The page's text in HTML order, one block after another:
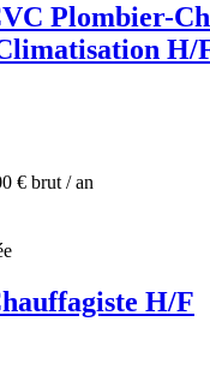
Plombier-
H/
€ brut / an
H/F